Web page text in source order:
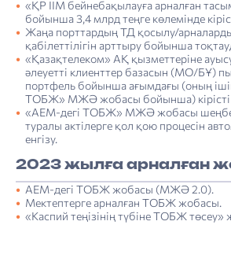
«ҚР ІІМ бейнебақылауға арналған
бойынша 3,4 млрд теңге көлемінде
Жаңа порттардың ТД қосылу/
қабілеттілігін арттыру бойынша
«Қазақтелеком» АҚ қызметтеріне
әлеуетті клиенттер базасын (МО/БҰ)
портфель бойынша ағымдағы (оның
ТОБЖ» МЖӘ жобасы бойынша) кірісті
«АЕМ-дегі ТОБЖ» МЖӘ жобасы
туралы актілерге қол қою процесін
енгізу.
2023 жылға арналған
АЕМ-дегі ТОБЖ жобасы (МЖӘ 2.0).
Мектептерге арналған ТОБЖ жобасы.
«Каспий теңізінің түбіне ТОБЖ төсеу»